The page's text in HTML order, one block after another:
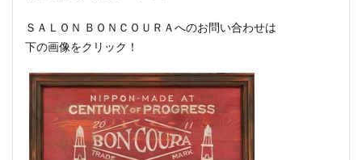
ＳＡＬＯＮ ＢＯＮＣＯＵＲＡへのお問い合わせは
下の画像をクリック！